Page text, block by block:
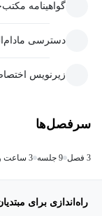
گواهینامه
دسترسی
زیرنویس
سرفصل‌ها
3 فصل 9 جلسه 3 ساعت ویدیو
راه‌اندازی برای